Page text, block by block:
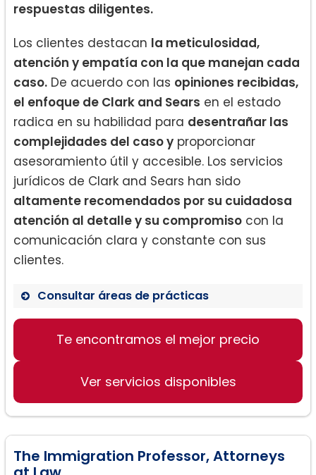
respuestas diligentes.
Los clientes destacan la meticulosidad,
atención y empatía con la que manejan cada
caso. De acuerdo con las opiniones recibidas,
el enfoque de Clark and Sears en el estado
radica en su habilidad para desentrañar las
complejidades del caso y proporcionar
asesoramiento útil y accesible. Los servicios
jurídicos de Clark and Sears han sido
altamente recomendados por su cuidadosa
atención al detalle y su compromiso con la
comunicación clara y constante con sus
clientes.
Consultar áreas de prácticas
Representación en casos criminales
Asesoramiento legal para situaciones
Servicios de consultoría jurídica
Te encontramos el mejor precio
Ver servicios disponibles
The Immigration Professor, Attorneys